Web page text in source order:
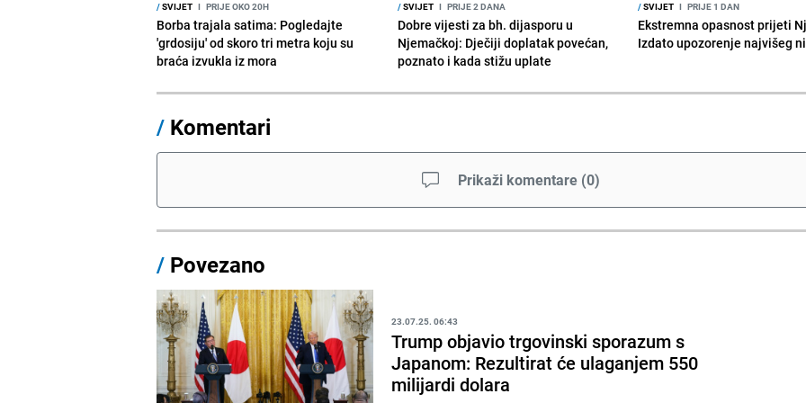
/SVIJET I PRIJE OKO 20H
Borba trajala satima: Pogledajte
'grdosiju' od skoro tri metra koju su
braća izvukla iz mora
/SVIJET I PRIJE 2 DANA
Dobre vijesti za bh. dijasporu u
Njemačkoj: Dječiji doplatak povećan,
poznato i kada stižu uplate
/SVIJET I PRIJE 1 DAN
Ekstremna opasnost prijeti
Izdato upozorenje najvišeg
/ Komentari
Prikaži komentare (0)
/ Povezano
23.07.25. 06:43
Trump objavio trgovinski sporazum s
Japanom: Rezultirat će ulaganjem 550
milijardi dolara